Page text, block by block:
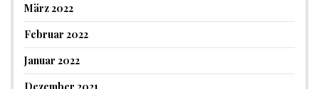
März 2022
Februar 2022
Januar 2022